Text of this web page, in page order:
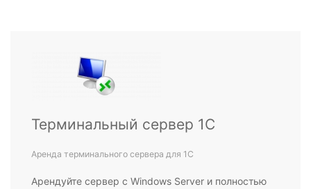
Терминальный сервер 1С
Аренда терминального сервера для 1С
Арендуйте сервер с Windows Server и полностью